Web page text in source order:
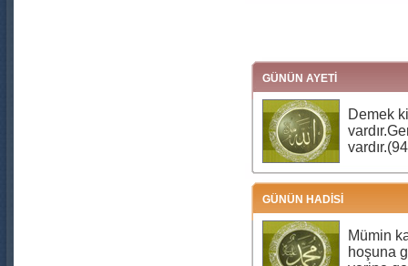
GÜNÜN AYETİ
Demek
GÜNÜN HADİSİ
Mümin
hoşuna